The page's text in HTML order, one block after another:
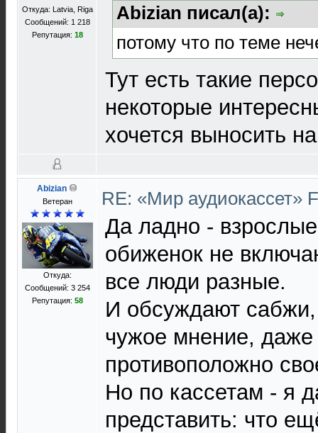
Откуда: Latvia, Riga
Сообщений: 1 218
Репутация: 18
Abizian писал(а):
потому что по теме
Тут есть такие
некоторые
хочется выносить
Abizian
Ветеран
Откуда:
Сообщений: 3 254
Репутация: 58
RE: «Мир аудиокассет»
Да ладно -
обиженок не
все люди разные.
И обсуждают
чужое мнение, даже
противоположно
Но по кассетам - я
представить: что